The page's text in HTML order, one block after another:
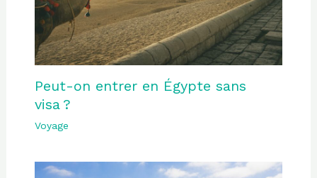
Peut-on entrer en Égypte sans
visa ?
Voyage